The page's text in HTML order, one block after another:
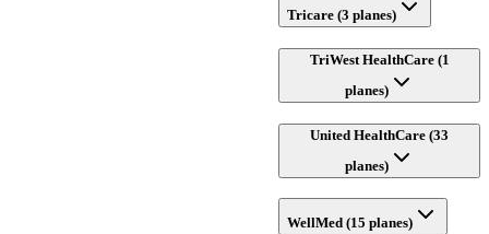
Tricare (3 planes)
TriWest HealthCare (1
planes)
United HealthCare (33
planes)
WellMed (15 planes)